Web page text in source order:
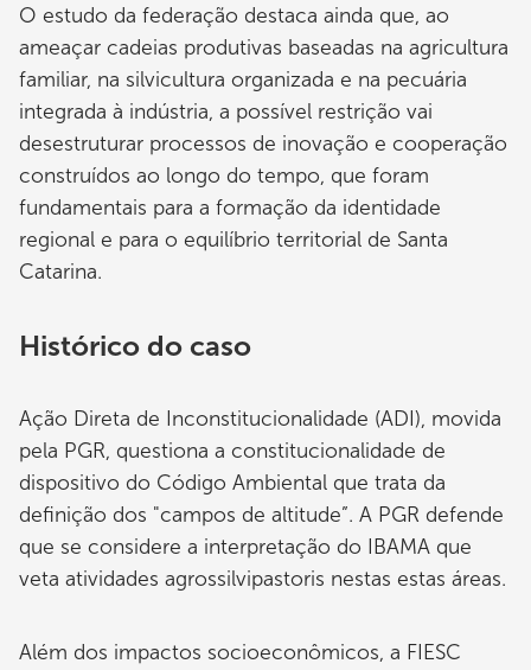
O estudo da federação destaca ainda que, ao
ameaçar cadeias produtivas baseadas na agricultura
familiar, na silvicultura organizada e na pecuária
integrada à indústria, a possível restrição vai
desestruturar processos de inovação e cooperação
construídos ao longo do tempo, que foram
fundamentais para a formação da identidade
regional e para o equilíbrio territorial de Santa
Catarina.
Histórico do caso
Ação Direta de Inconstitucionalidade (ADI), movida
pela PGR, questiona a constitucionalidade de
dispositivo do Código Ambiental que trata da
definição dos "campos de altitude”. A PGR defende
que se considere a interpretação do IBAMA que
veta atividades agrossilvipastoris nestas estas áreas.
Além dos impactos socioeconômicos, a FIESC